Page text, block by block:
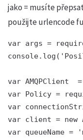
jako = musíte
použijte urlencode
var args =
var AMQPClient
var Policy =
var
var client = new
var queueName